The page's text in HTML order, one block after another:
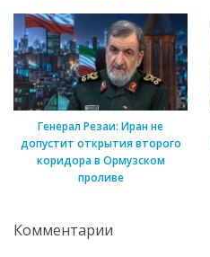
Генерал Резаи: Иран не
допустит открытия второго
коридора в Ормузском
проливе
Комментарии